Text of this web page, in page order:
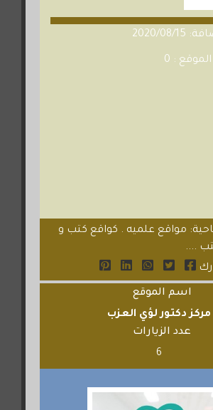
08/15
: 0
مواقع علميه . كواقع كتب و
....
اسم الموقع
مركز دكتور لؤي العزب
عدد الزيارات
6